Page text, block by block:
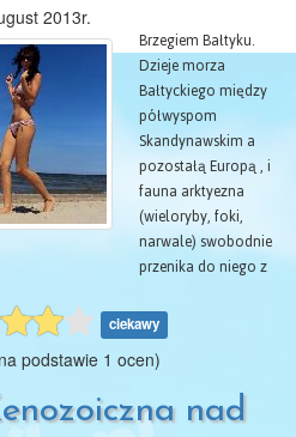
między zach.
Jastrzębią Górą a
rzeczką Piaśnicą
krawędź Kępy Puckiej
cofa się w głąb lądu,
i między nią a
morzem
rozpościerają się
wielkie torfowiska
(biota Karwińskie,
rzeki Piaśuicy,
2013r.
Brzegiem Bałtyku.
Dzieje morza
Bałtyckiego między
półwyspom
Skandynawskim a
pozostałą Europą , i
fauna arktyezna
(wieloryby, foki,
narwale) swobodnie
przenika do niego z
Lodowatego; iły i
piaski z muszelkami
charakterystycznego
dla wód polarnych
małża, Yoldia
ciekawy
podstawie 1 ocen)
nad